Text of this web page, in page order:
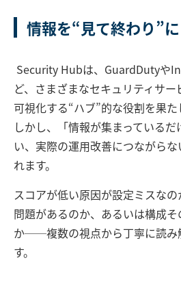
情報を“見て終わり”
Security Hubは、GuardDutyや
ど、さまざまなセキュリティサ
可視化する“ハブ”的な役割を果た
しかし、「情報が集まっているだ
い、実際の運用改善につながら
れます。
スコアが低い原因が設定ミスな
問題があるのか、あるいは構成
か──複数の視点から丁寧に読み
す。